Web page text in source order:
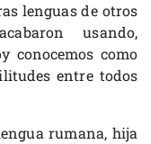
lenguas de otros
usando,
conocemos como
entre todos
rumana, hija